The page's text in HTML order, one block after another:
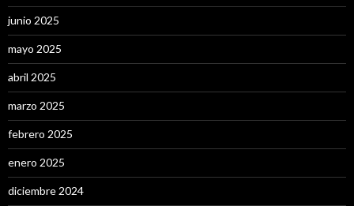
junio 2025
mayo 2025
abril 2025
marzo 2025
febrero 2025
enero 2025
diciembre 2024